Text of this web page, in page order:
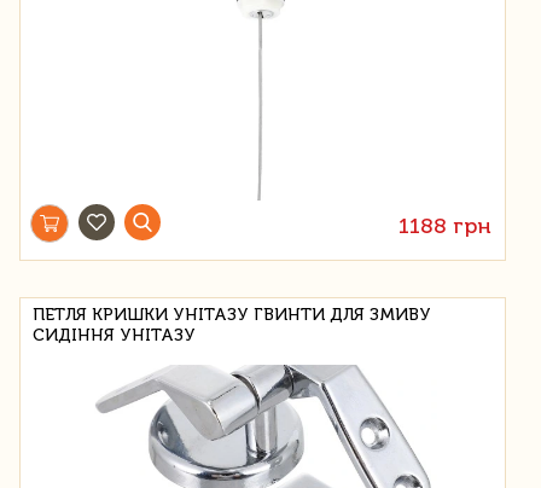
1188 грн
ПЕТЛЯ КРИШКИ УНІТАЗУ ГВИНТИ ДЛЯ ЗМИВУ
СИДІННЯ УНІТАЗУ